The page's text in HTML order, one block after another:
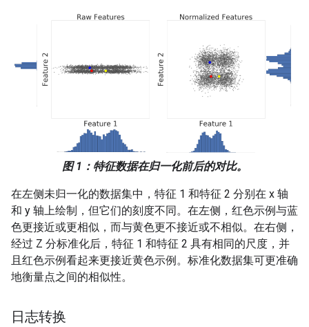
图 1：特征数据在归一化前后的对比。
在左侧未归一化的数据集中，特征 1 和特征 2 分别在 x 轴
和 y 轴上绘制，但它们的刻度不同。在左侧，红色示例与蓝
色更接近或更相似，而与黄色更不接近或不相似。在右侧，
经过 Z 分标准化后，特征 1 和特征 2 具有相同的尺度，并
且红色示例看起来更接近黄色示例。标准化数据集可更准确
地衡量点之间的相似性。
日志转换